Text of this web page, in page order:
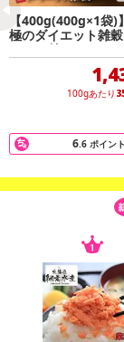
【400g(400g×1袋)
極のダイエット雑
ャック付き)
100gあたり
6.6 ポイン